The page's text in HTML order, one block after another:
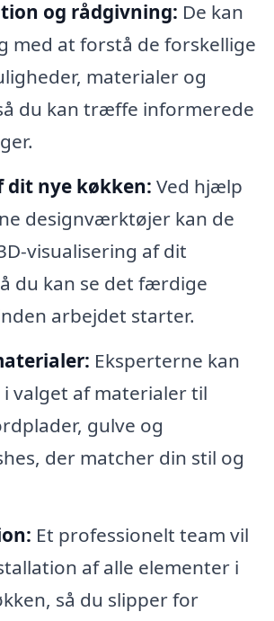
og rådgivning: De kan
med at forstå de forskellige
materialer og
du kan træffe informerede
dit nye køkken: Ved hjælp
designværktøjer kan de
visualisering af dit
du kan se det færdige
arbejdet starter.
Eksperterne kan
valget af materialer til
gulve og
der matcher din stil og
Et professionelt team vil
af alle elementer i
så du slipper for